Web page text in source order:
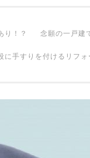
り！？ 念願の一戸建
に手すりを付けるリフォ